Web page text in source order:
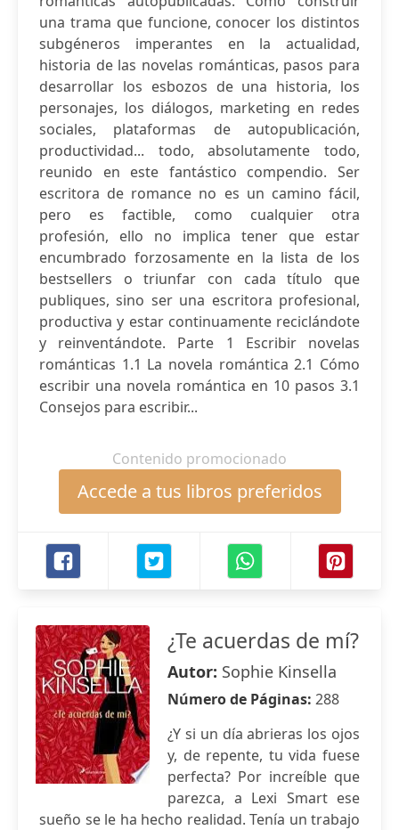
una trama que funcione, conocer los distintos
subgéneros imperantes en la actualidad,
historia de las novelas románticas, pasos para
desarrollar los esbozos de una historia, los
personajes, los diálogos, marketing en redes
sociales, plataformas de autopublicación,
productividad... todo, absolutamente todo,
reunido en este fantástico compendio. Ser
escritora de romance no es un camino fácil,
pero es factible, como cualquier otra
profesión, ello no implica tener que estar
encumbrado forzosamente en la lista de los
bestsellers o triunfar con cada título que
publiques, sino ser una escritora profesional,
productiva y estar continuamente reciclándote
y reinventándote. Parte 1 Escribir novelas
románticas 1.1 La novela romántica 2.1 Cómo
escribir una novela romántica en 10 pasos 3.1
Consejos para escribir...
Contenido promocionado
Accede a tus libros preferidos
¿Te acuerdas de mí?
Autor: Sophie Kinsella
Número de Páginas: 288
¿Y si un día abrieras los ojos
y, de repente, tu vida fuese
perfecta? Por increíble que
parezca, a Lexi Smart ese
sueño se le ha hecho realidad. Tenía un trabajo